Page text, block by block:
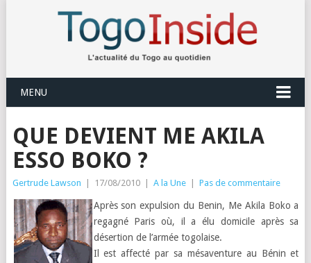
MENU
QUE DEVIENT ME AKILA
ESSO BOKO ?
Gertrude Lawson 17/08/2010 A la Une Pas de commentaire
Après son expulsion du Benin, Me Akila Boko a
regagné Paris où, il a élu domicile après sa
désertion de l’armée togolaise.
Il est affecté par sa mésaventure au Bénin et